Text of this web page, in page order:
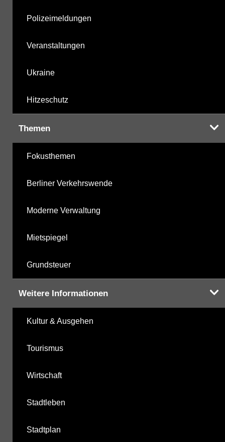
Polizeimeldungen
Veranstaltungen
Ukraine
Hitzeschutz
Themen
Fokusthemen
Berliner Verkehrswende
Moderne Verwaltung
Mietspiegel
Grundsteuer
Weitere Informationen
Kultur & Ausgehen
Tourismus
Wirtschaft
Stadtleben
Stadtplan